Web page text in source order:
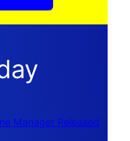
Manager Released